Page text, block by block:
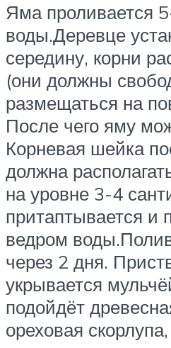
Яма проливается
воды.Деревце
середину, корни
(они должны
размещаться на
После чего яму
Корневая шейка
должна
на уровне 3-4
притаптывается и
ведром
через 2 дня.
укрывается
подойдёт
ореховая